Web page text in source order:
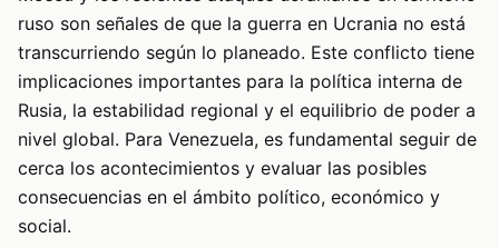
ruso son señales de que la guerra en Ucrania no está
transcurriendo según lo planeado. Este conflicto tiene
implicaciones importantes para la política interna de
Rusia, la estabilidad regional y el equilibrio de poder a
nivel global. Para Venezuela, es fundamental seguir de
cerca los acontecimientos y evaluar las posibles
consecuencias en el ámbito político, económico y
social.